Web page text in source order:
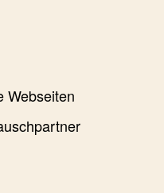
Webseiten